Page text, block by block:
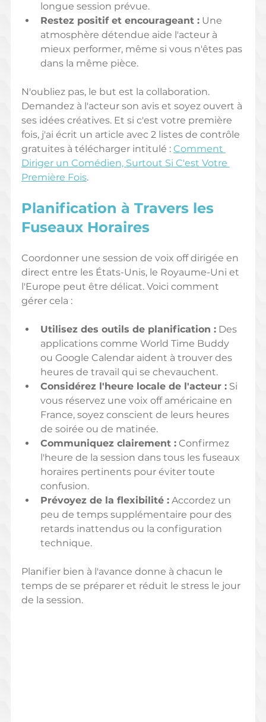
longue session prévue.
Restez positif et encourageant : Une
atmosphère détendue aide l'acteur à
mieux performer, même si vous n'êtes pas
dans la même pièce.
N'oubliez pas, le but est la collaboration.
Demandez à l'acteur son avis et soyez ouvert à
ses idées créatives. Et si c'est votre première
fois, j'ai écrit un article avec 2 listes de contrôle
gratuites à télécharger intitulé : Comment
Diriger un Comédien, Surtout Si C'est Votre
Première Fois.
Planification à Travers les
Fuseaux Horaires
Coordonner une session de voix off dirigée en
direct entre les États-Unis, le Royaume-Uni et
l'Europe peut être délicat. Voici comment
gérer cela :
Utilisez des outils de planification : Des
applications comme World Time Buddy
ou Google Calendar aident à trouver des
heures de travail qui se chevauchent.
Considérez l'heure locale de l'acteur : Si
vous réservez une voix off américaine en
France, soyez conscient de leurs heures
de soirée ou de matinée.
Communiquez clairement : Confirmez
l'heure de la session dans tous les fuseaux
horaires pertinents pour éviter toute
confusion.
Prévoyez de la flexibilité : Accordez un
peu de temps supplémentaire pour des
retards inattendus ou la configuration
technique.
Planifier bien à l'avance donne à chacun le
temps de se préparer et réduit le stress le jour
de la session.